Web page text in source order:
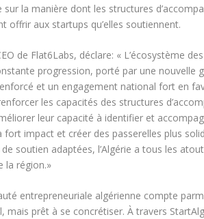
sur la manière dont les structures
offrir aux startups qu’elles soutiennent.
de Flat6Labs, déclare: « L’écosystème
progression, porté par une nouvelle
et un engagement national fort en
les capacités des structures
leur capacité à identifier et
fort impact et créer des passerelles plus
soutien adaptées, l’Algérie a tous les
la région.»
entrepreneuriale algérienne compte
mais prêt à se concrétiser. À travers